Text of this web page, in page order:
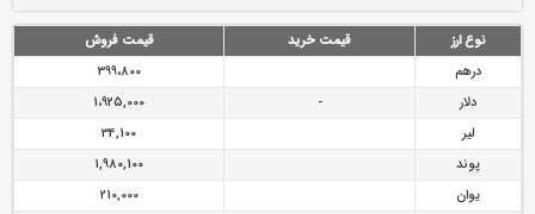
رازی
پیشگیری از سرقت های مجازی
نوع ارز قیمت خرید
قیمت فروش
درهم
399،800
دلار
-
1،925,000
لیر
34,100
پوند
1,980,100
یوان
210,000